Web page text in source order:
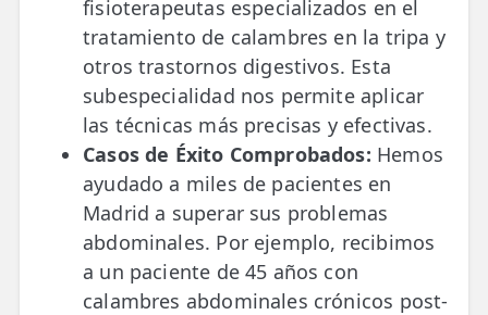
fisioterapeutas especializados en el
tratamiento de calambres en la tripa y
otros trastornos digestivos. Esta
subespecialidad nos permite aplicar
las técnicas más precisas y efectivas.
Casos de Éxito Comprobados: Hemos
ayudado a miles de pacientes en
Madrid a superar sus problemas
abdominales. Por ejemplo, recibimos
a un paciente de 45 años con
calambres abdominales crónicos post-